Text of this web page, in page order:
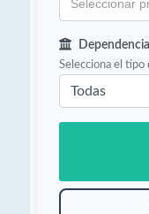
Selecciona el tipo